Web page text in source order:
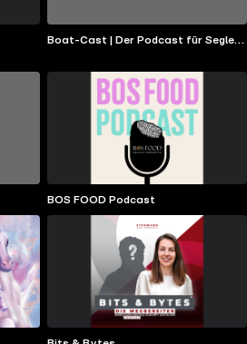
Boat-Cast | Der Podcast für Segler
BOS FOOD Podcast